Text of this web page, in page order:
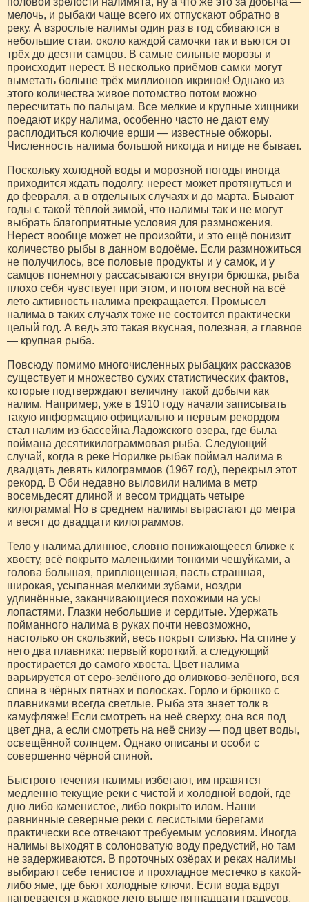
мелочь, и рыбаки чаще всего их отпускают обратно в
реку. А взрослые налимы один раз в год сбиваются в
небольшие стаи, около каждой самочки так и вьются от
трёх до десяти самцов. В самые сильные морозы и
происходит нерест. В несколько приёмов самки могут
выметать больше трёх миллионов икринок! Однако из
этого количества живое потомство потом можно
пересчитать по пальцам. Все мелкие и крупные хищники
поедают икру налима, особенно часто не дают ему
расплодиться колючие ерши — известные обжоры.
Численность налима большой никогда и нигде не бывает.
Поскольку холодной воды и морозной погоды иногда
приходится ждать подолгу, нерест может протянуться и
до февраля, а в отдельных случаях и до марта. Бывают
годы с такой тёплой зимой, что налимы так и не могут
выбрать благоприятные условия для размножения.
Нерест вообще может не произойти, и это ещё понизит
количество рыбы в данном водоёме. Если размножиться
не получилось, все половые продукты и у самок, и у
самцов понемногу рассасываются внутри брюшка, рыба
плохо себя чувствует при этом, и потом весной на всё
лето активность налима прекращается. Промысел
налима в таких случаях тоже не состоится практически
целый год. А ведь это такая вкусная, полезная, а главное
— крупная рыба.
Повсюду помимо многочисленных рыбацких рассказов
существует и множество сухих статистических фактов,
которые подтверждают величину такой добычи как
налим. Например, уже в 1910 году начали записывать
такую информацию официально и первым рекордом
стал налим из бассейна Ладожского озера, где была
поймана десятикилограммовая рыба. Следующий
случай, когда в реке Норилке рыбак поймал налима в
двадцать девять килограммов (1967 год), перекрыл этот
рекорд. В Оби недавно выловили налима в метр
восемьдесят длиной и весом тридцать четыре
килограмма! Но в среднем налимы вырастают до метра
и весят до двадцати килограммов.
Тело у налима длинное, словно понижающееся ближе к
хвосту, всё покрыто маленькими тонкими чешуйками, а
голова большая, приплющенная, пасть страшная,
широкая, усыпанная мелкими зубами, ноздри
удлинённые, заканчивающиеся похожими на усы
лопастями. Глазки небольшие и сердитые. Удержать
пойманного налима в руках почти невозможно,
настолько он скользкий, весь покрыт слизью. На спине у
него два плавника: первый короткий, а следующий
простирается до самого хвоста. Цвет налима
варьируется от серо-зелёного до оливково-зелёного, вся
спина в чёрных пятнах и полосках. Горло и брюшко с
плавниками всегда светлые. Рыба эта знает толк в
камуфляже! Если смотреть на неё сверху, она вся под
цвет дна, а если смотреть на неё снизу — под цвет воды,
освещённой солнцем. Однако описаны и особи с
совершенно чёрной спиной.
Быстрого течения налимы избегают, им нравятся
медленно текущие реки с чистой и холодной водой, где
дно либо каменистое, либо покрыто илом. Наши
равнинные северные реки с лесистыми берегами
практически все отвечают требуемым условиям. Иногда
налимы выходят в солоноватую воду предустий, но там
не задерживаются. В проточных озёрах и реках налимы
выбирают себе тенистое и прохладное местечко в какой-
либо яме, где бьют холодные ключи. Если вода вдруг
нагревается в жаркое лето выше пятнадцати градусов,